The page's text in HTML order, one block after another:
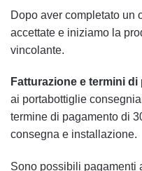
Dopo aver completato un
accettate e iniziamo la
vincolante.
Fatturazione e termini di
ai portabottiglie
termine di pagamento di
consegna e installazione.
Sono possibili pagamenti